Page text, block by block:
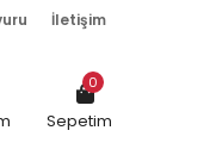
İletişim
Sepetim
0